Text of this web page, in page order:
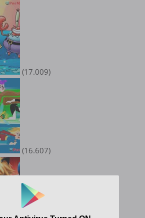
(17.009)
(16.607)